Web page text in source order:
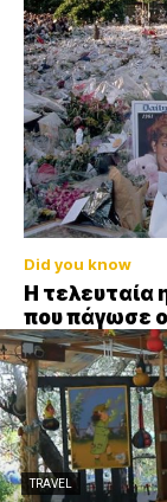
Did you know
Η τελευταία
που πάγωσε
TRAVEL